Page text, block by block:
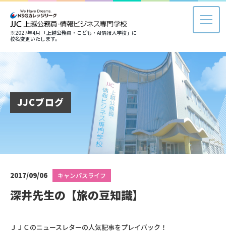
※2027年4月 「上越公務員・こども・AI情報大学校」に
校名変更いたします。
JJCブログ
2017/09/06 キャンパスライフ
深井先生の【旅の豆知識】
ＪＪＣのニュースレターの人気記事をプレイバック！